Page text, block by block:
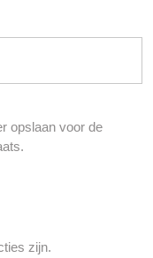
opslaan voor de
zijn.